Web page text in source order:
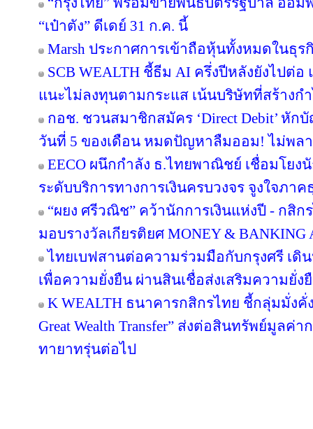
“เป๋าตัง” ดีเดย์ 31 ก.ค. นี้
Marsh ประกาศการเข้าถือหุ้นทั้งหมดในธุร
SCB WEALTH ชี้ธีม AI ครึ่งปีหลังยังไปต่
แนะไม่ลงทุนตามกระแส เน้นบริษัทที่สร้างก
กอช. ชวนสมาชิกสมัคร ‘Direct Debit’ หั
วันที่ 5 ของเดือน หมดปัญหาลืมออม! ไม่พล
EECO ผนึกกำลัง ธ.ไทยพาณิชย์ เชื่อมโยง
ระดับบริการทางการเงินครบวงจร จูงใจภา
“ผยง ศรีวณิช” คว้านักการเงินแห่งปี - กสิ
มอบรางวัลเกียรติยศ MONEY & BANKING
ไทยเบฟสานต่อความร่วมมือกับกรุงศรี เดิ
เพื่อความยั่งยืน ผ่านสินเชื่อส่งเสริมความยั่ง
K WEALTH ธนาคารกสิกรไทย ชี้กลุ่มมั่งคั่
Great Wealth Transfer” ส่งต่อสินทรัพย์มูลค่
ทายาทรุ่นต่อไป